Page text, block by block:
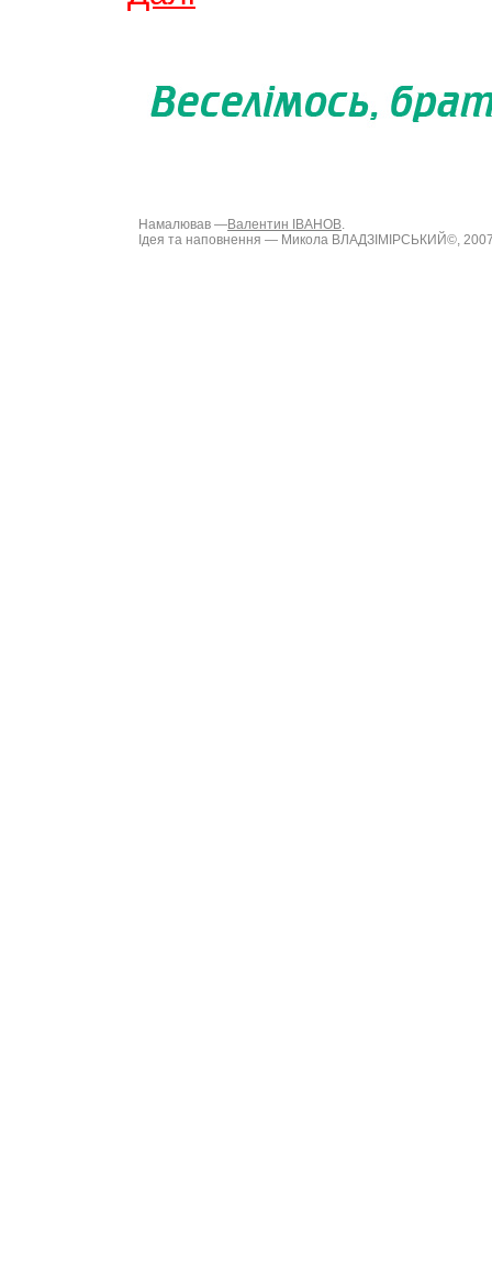
Намалював —Валентин ІВАНОВ
Ідея та наповнення — Микола ВЛАДЗІМІРСЬКИЙ©,